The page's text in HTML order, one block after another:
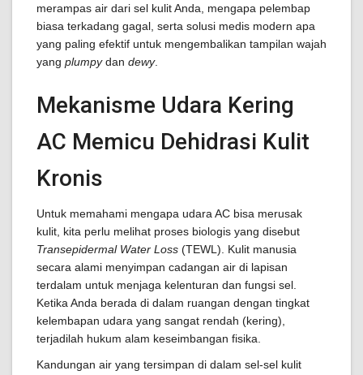
merampas air dari sel kulit Anda, mengapa pelembap
biasa terkadang gagal, serta solusi medis modern apa
yang paling efektif untuk mengembalikan tampilan wajah
yang plumpydan dewy.
Mekanisme Udara Kering
AC Memicu Dehidrasi Kulit
Kronis
Untuk memahami mengapa udara AC bisa merusak
kulit, kita perlu melihat proses biologis yang disebut
Transepidermal Water Loss (TEWL). Kulit manusia
secara alami menyimpan cadangan air di lapisan
terdalam untuk menjaga kelenturan dan fungsi sel.
Ketika Anda berada di dalam ruangan dengan tingkat
kelembapan udara yang sangat rendah (kering),
terjadilah hukum alam keseimbangan fisika.
Kandungan air yang tersimpan di dalam sel-sel kulit